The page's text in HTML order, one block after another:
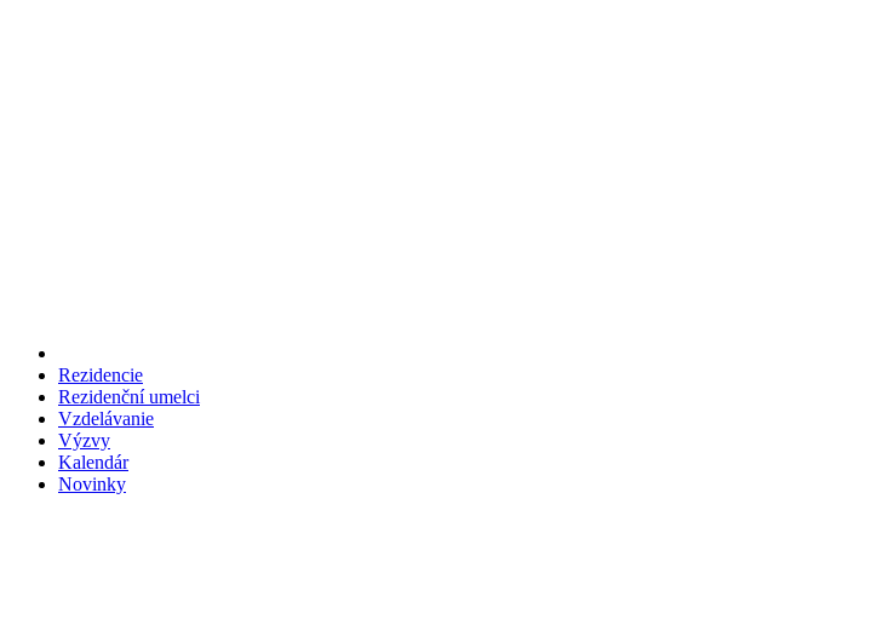
Rezidencie
Rezidenční umelci
Vzdelávanie
Výzvy
Kalendár
Novinky